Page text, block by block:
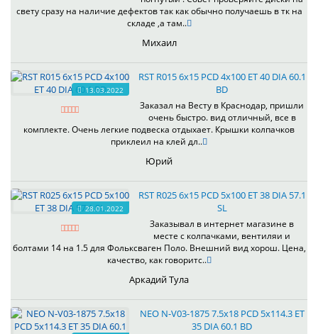
свету сразу на наличие дефектов так как обычно получаешь в тк на
складе ,а там..
Михаил
13.03.2022
RST R015 6x15 PCD 4x100 ET 40 DIA 60.1
BD
Заказал на Весту в Краснодар, пришли
очень быстро. вид отличный, все в
комплекте. Очень легкие подвеска отдыхает. Крышки колпачков
приклеил на клей дл..
Юрий
28.01.2022
RST R025 6x15 PCD 5x100 ET 38 DIA 57.1
SL
Заказывал в интернет магазине в
месте с колпачками, вентиляи и
болтами 14 на 1.5 для Фольксваген Поло. Внешний вид хорош. Цена,
качество, как говоритс..
Аркадий Тула
NEO N-V03-1875 7.5x18 PCD 5x114.3 ET
35 DIA 60.1 BD